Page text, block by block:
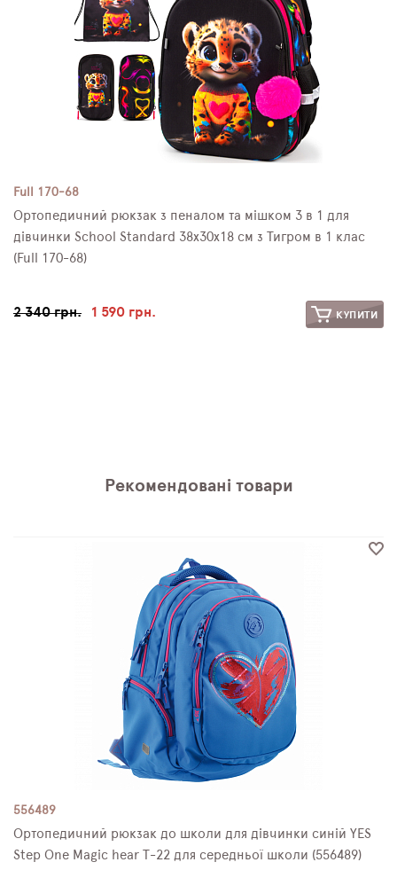
Full 170-68
Ортопедичний рюкзак з пеналом та мішком 3 в 1 для
дівчинки School Standard 38х30х18 см з Тигром в 1 клас
(Full 170-68)
2 340 грн. 1 590 грн. КУПИТИ
Рекомендовані товари
556489
Ортопедичний рюкзак до школи для дівчинки синій YES
Step One Magic hear Т-22 для середньої школи (556489)